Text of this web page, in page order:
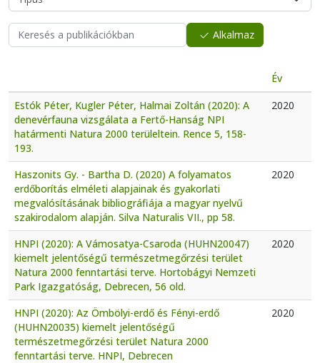
Alkalmaz
Év
Estók Péter, Kugler Péter, Halmai Zoltán (2020): A
denevérfauna vizsgálata a Fertő-Hanság NPI
határmenti Natura 2000 terüleltein. Rence 5, 158-
193.
2020
Haszonits Gy. - Bartha D. (2020) A folyamatos
erdőborítás elméleti alapjainak és gyakorlati
megvalósításának bibliográfiája a magyar nyelvű
szakirodalom alapján. Silva Naturalis VII., pp 58.
2020
HNPI (2020): A Vámosatya-Csaroda (HUHN20047)
kiemelt jelentőségű természetmegőrzési terület
Natura 2000 fenntartási terve. Hortobágyi Nemzeti
Park Igazgatóság, Debrecen, 56 old.
2020
HNPI (2020): Az Ömbölyi-erdő és Fényi-erdő
(HUHN20035) kiemelt jelentőségű
természetmegőrzési terület Natura 2000
fenntartási terve. HNPI, Debrecen
2020